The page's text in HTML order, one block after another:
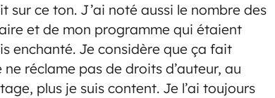
sur ce ton. J’ai noté aussi le nombre des
et de mon programme qui étaient
enchanté. Je considère que ça fait
réclame pas de droits d’auteur, au
plus je suis content. Je l’ai toujours